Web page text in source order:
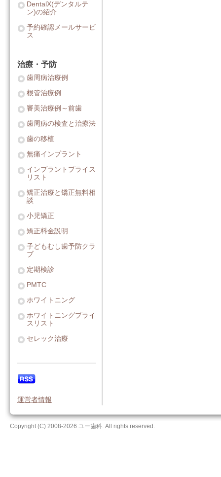
DentalX(デンタルテ
ン)の紹介
予約確認メールサービ
ス
治療・予防
歯周病治療例
根管治療例
審美治療例～前歯
歯周病の検査と治療法
歯の移植
無痛インプラント
インプラントプライス
リスト
矯正治療と矯正無料相
談
小児矯正
矯正料金説明
子どもむし歯予防クラ
ブ
定期検診
PMTC
ホワイトニング
ホワイトニングプライ
スリスト
セレック治療
運営者情報
Copyright (C) 2008-2026 ユー歯科. All rights reserved.